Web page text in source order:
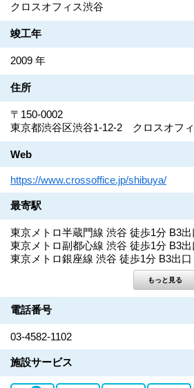
クロスオフィス渋谷
竣工年
2009 年
住所
〒150-0002
東京都渋谷区渋谷1-12-2 クロスオフ
Web
https://www.crossoffice.jp/shibuya/
最寄駅
東京メトロ半蔵門線 渋谷 徒歩1分 B3出
東京メトロ副都心線 渋谷 徒歩1分 B3出
東京メトロ銀座線 渋谷 徒歩1分 B3出口
電話番号
03-4582-1102
施設サービス